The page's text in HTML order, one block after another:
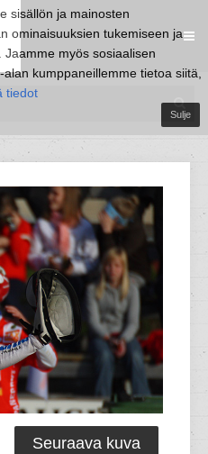
sisällön ja mainosten
ominaisuuksien tukemiseen ja
myös sosiaalisen
kumppaneillemme tietoa siitä,
tiedot
Sulje
Seuraava kuva